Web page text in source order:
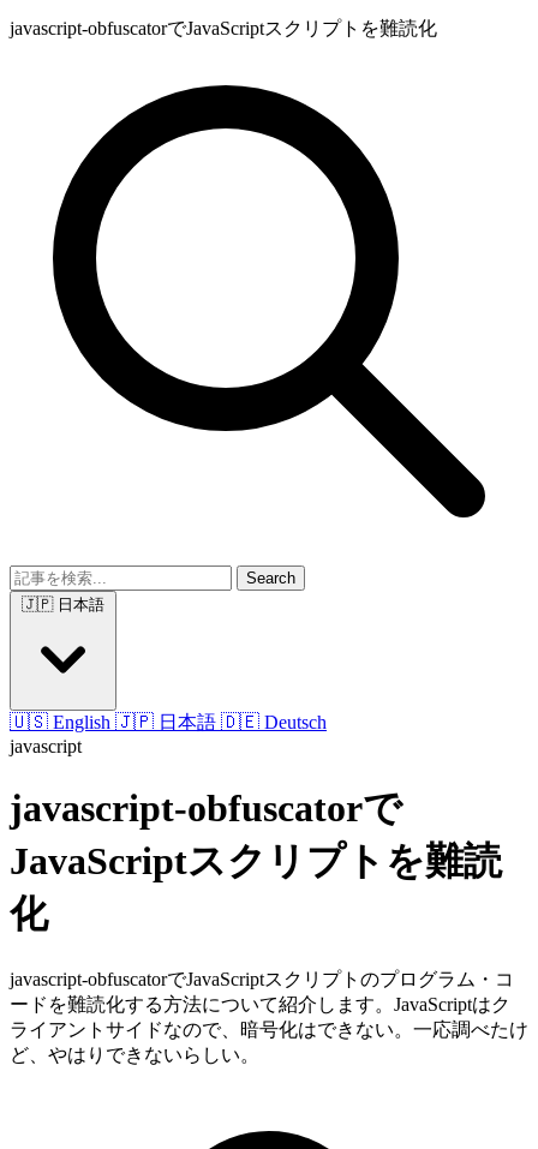
javascript-obfuscatorでJavaScriptスクリプトを難読化
Search
🇺🇸 English 🇯🇵 日本語 🇩🇪 Deutsch
javascript
javascript-obfuscatorで
JavaScriptスクリプトを難読
化
javascript-obfuscatorでJavaScriptスクリプトのプログラム・コ
ードを難読化する方法について紹介します。JavaScriptはク
ライアントサイドなので、暗号化はできない。一応調べたけ
ど、やはりできないらしい。